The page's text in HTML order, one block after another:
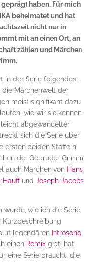
haben. Für mich
beheimatet und hat
nicht nur in
mit an einen Ort, an
zählen und Märchen
in der Serie folgendes:
die Märchenwelt der
meist signifikant dazu
wie wir sie kennen.
leicht abgewandelter
sich die Serie über
ersten beiden Staffeln
der Gebrüder Grimm,
auch Märchen von Hans
Hauffund Joseph Jacobs
würde, wie ich die Serie
Kurzbeschreibung
legendären Introsong,
einen Remixgibt, hat
eine Serie braucht, die